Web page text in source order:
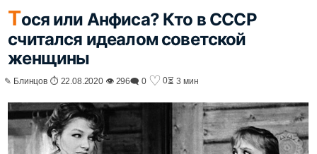
Тося или Анфиса? Кто в СССР
считался идеалом советской
женщины
✎ Блинцов ⏱ 22.08.2020 👁 296🗨 0 ♡ 0⏳ 3 мин